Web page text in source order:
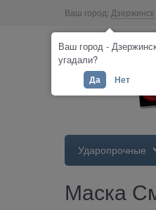
Ваш город: Дзержинск
Ударопрочные
Маска
Ваш город -
угадали?
Да Нет